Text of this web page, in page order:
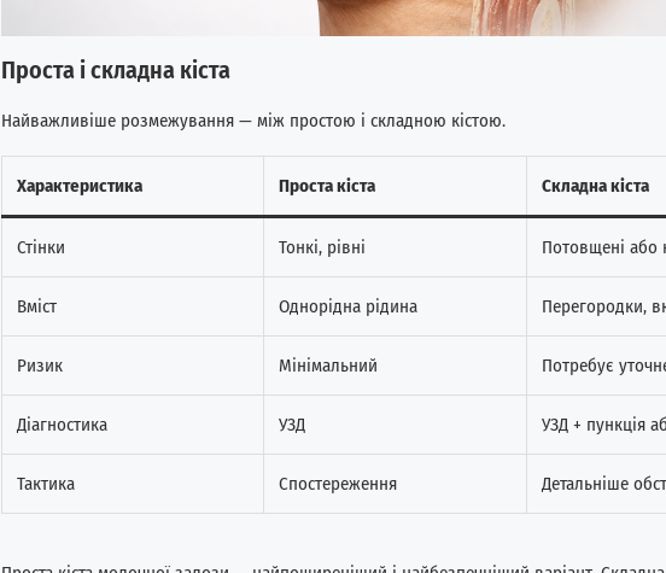
Проста і складна кіста
Найважливіше розмежування — між простою і складною кістою.
Характеристика Проста кіста Складна кіста
Стінки Тонкі, рівні Потовщені або
Вміст Однорідна рідина Перегородки,
Ризик Мінімальний Потребує
Діагностика УЗД УЗД + пункція
Тактика Спостереження Детальніше